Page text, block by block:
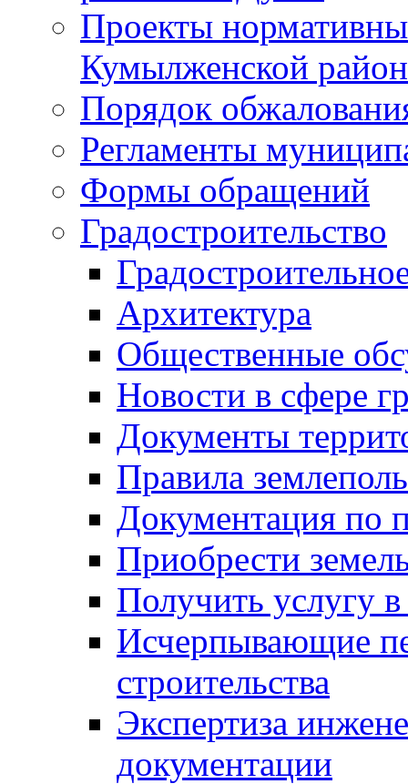
Проекты
Кумылженской
Порядок
Регламенты
Формы обращений
Градостроительство
Архитектура
Общественные
Новости в сфере
Документы
Правила
Документация по
Приобрести
Получить услугу в
Исчерпывающие
строительства
Экспертиза
документации